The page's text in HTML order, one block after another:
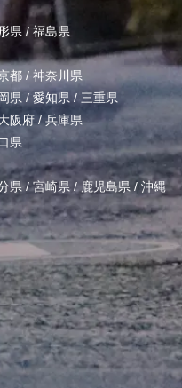
県/ 福島県
都 / 神奈川県
県 / 愛知県 / 三重県
阪府 /兵庫県
県
県/宮崎県 /鹿児島県 / 沖縄